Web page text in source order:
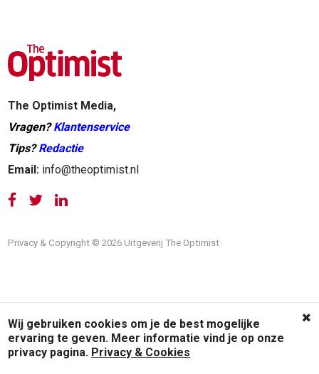
The Optimist Media,
Vragen? Klantenservice
Tips? Redactie
Email: info@theoptimist.nl
Privacy & Copyright © 2026 Uitgeverij The Optimist
Wij gebruiken cookies om je de best mogelijke
ervaring te geven. Meer informatie vind je op onze
privacy pagina. Privacy & Cookies